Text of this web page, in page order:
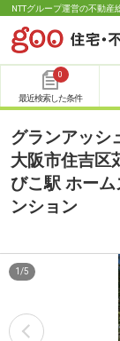
NTTグループ運営の不動産
0
最近検索した条件
グランアッシ
大阪市住吉区
びこ駅 ホー
ンション
1 /5